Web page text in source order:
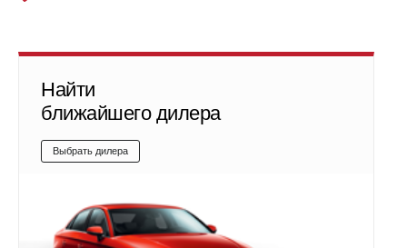
Найти
ближайшего дилера
Выбрать дилера